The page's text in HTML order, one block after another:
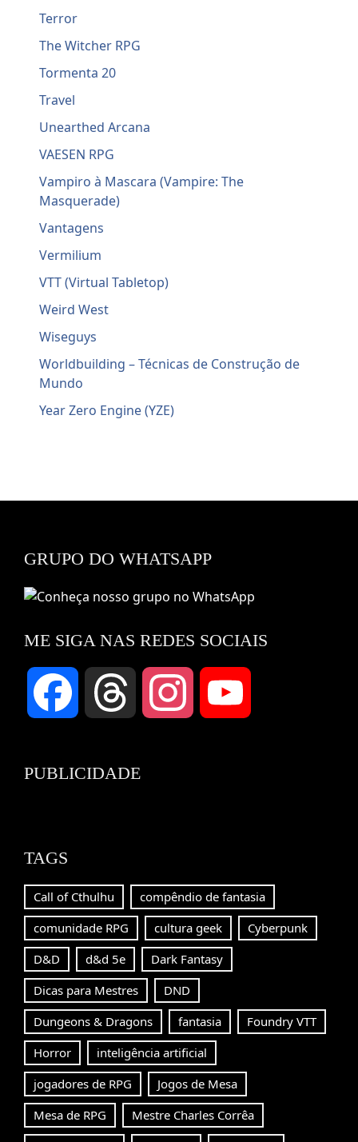
Terror
The Witcher RPG
Tormenta 20
Travel
Unearthed Arcana
VAESEN RPG
Vampiro à Mascara (Vampire: The
Masquerade)
Vantagens
Vermilium
VTT (Virtual Tabletop)
Weird West
Wiseguys
Worldbuilding – Técnicas de Construção de
Mundo
Year Zero Engine (YZE)
GRUPO DO WHATSAPP
ME SIGA NAS REDES SOCIAIS
Facebook Threads Instagram
PUBLICIDADE
TAGS
Call of Cthulhu
compêndio de fantasia
comunidade RPG
cultura geek
Cyberpunk
D&D
d&d 5e
Dark Fantasy
Dicas para Mestres
DND
Dungeons & Dragons
fantasia
Foundry VTT
Horror
inteligência artificial
jogadores de RPG
Jogos de Mesa
Mesa de RPG
Mestre Charles Corrêa